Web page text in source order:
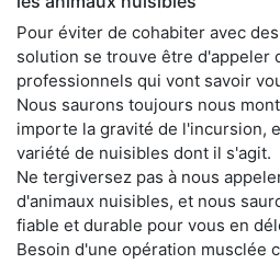
Pour éviter de cohabiter avec
solution se trouve être d'appeler
professionnels qui vont savoir
Nous saurons toujours nous
importe la gravité de l'incursion,
variété de nuisibles dont il s'agit.
Ne tergiversez pas à nous
d'animaux nuisibles, et nous
fiable et durable pour vous en
Besoin d'une opération musclée